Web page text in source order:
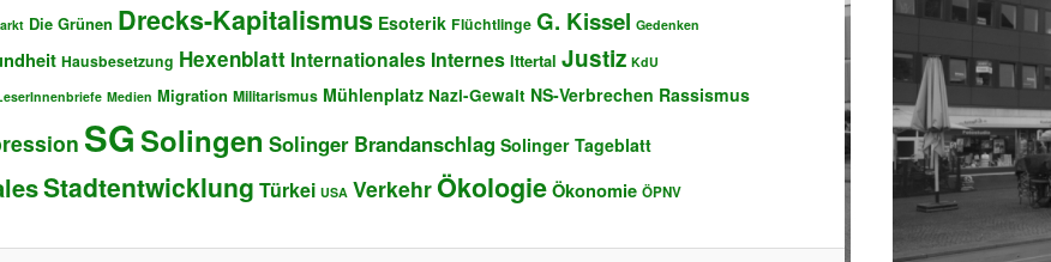
Die Grünen Drecks-Kapitalismus Esoterik Flüchtlinge G. Kissel Gedenken
Hausbesetzung Hexenblatt Internationales Internes Ittertal Justiz KdU
Medien Migration Militarismus Mühlenplatz Nazi-Gewalt NS-Verbrechen Rassismus
SGSolingen Solinger Brandanschlag Solinger Tageblatt
Stadtentwicklung Türkei USA VerkehrÖkologieÖkonomie ÖPNV